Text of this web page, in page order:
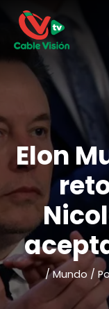
contenido
Elon
/Mundo /